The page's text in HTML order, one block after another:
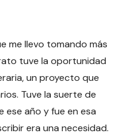
me llevo tomando más
tuve la oportunidad
un proyecto que
Tuve la suerte de
ese año y fue en esa
era una necesidad.